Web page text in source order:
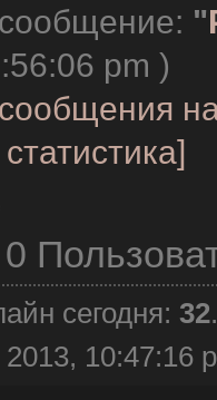
"
pm )
сегодня: 32
10:47:16